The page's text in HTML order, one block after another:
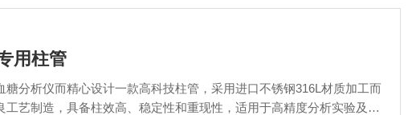
用柱管
糖分析仪而精心设计一款高科技柱管，采用进口不锈钢316L材质加工而
工艺制造，具备柱效高、稳定性和重现性，适用于高精度分析实验及严